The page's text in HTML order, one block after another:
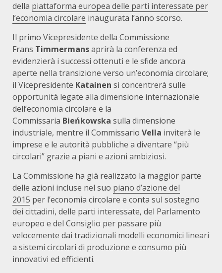
della piattaforma europea delle parti interessate per
l’economia circolare inaugurata l’anno scorso.
Il primo Vicepresidente della Commissione
Frans Timmermansaprirà la conferenza ed
evidenzierà i successi ottenuti e le sfide ancora
aperte nella transizione verso un’economia circolare;
il Vicepresidente Katainen si concentrerà sulle
opportunità legate alla dimensione internazionale
dell’economia circolare e la
Commissaria Bieńkowska sulla dimensione
industriale, mentre il Commissario Vella inviterà le
imprese e le autorità pubbliche a diventare “più
circolari” grazie a piani e azioni ambiziosi.
La Commissione ha già realizzato la maggior parte
delle azioni incluse nel suo piano d’azione del
2015 per l’economia circolare e conta sul sostegno
dei cittadini, delle parti interessate, del Parlamento
europeo e del Consiglio per passare più
velocemente dai tradizionali modelli economici lineari
a sistemi circolari di produzione e consumo più
innovativi ed efficienti.